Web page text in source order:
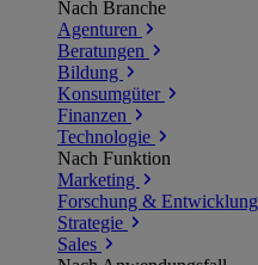
Nach Branche
Agenturen
Beratungen
Bildung
Konsumgüter
Finanzen
Technologie
Nach Funktion
Marketing
Forschung & Entwicklung
Strategie
Sales